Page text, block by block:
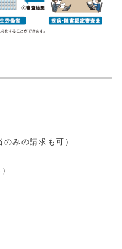
みの請求も可）